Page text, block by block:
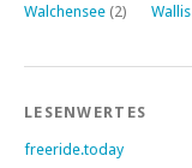
Walchensee (2) Wallis
LESENWERTES
freeride.today